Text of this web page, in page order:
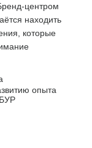
центром
находить
которые
опыта